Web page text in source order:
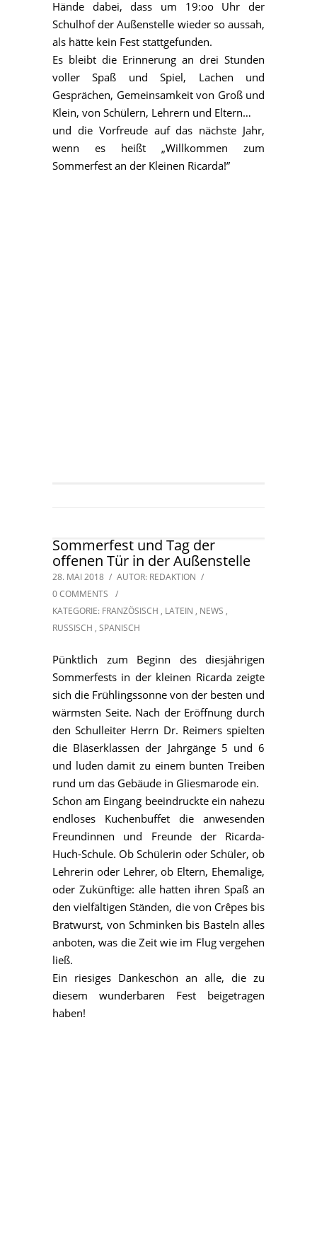
Hände dabei, dass um 19:oo Uhr der
Schulhof der Außenstelle wieder so aussah,
als hätte kein Fest stattgefunden.
Es bleibt die Erinnerung an drei Stunden
voller Spaß und Spiel, Lachen und
Gesprächen, Gemeinsamkeit von Groß und
Klein, von Schülern, Lehrern und Eltern…
und die Vorfreude auf das nächste Jahr,
wenn es heißt „Willkommen zum
Sommerfest an der Kleinen Ricarda!”
Sommerfest und Tag der
offenen Tür in der Außenstelle
28. MAI 2018 / AUTOR: REDAKTION /
0 COMMENTS
/
KATEGORIE: FRANZÖSISCH , LATEIN , NEWS ,
RUSSISCH , SPANISCH
Pünktlich zum Beginn des diesjährigen
Sommerfests in der kleinen Ricarda zeigte
sich die Frühlingssonne von der besten und
wärmsten Seite. Nach der Eröffnung durch
den Schulleiter Herrn Dr. Reimers spielten
die Bläserklassen der Jahrgänge 5 und 6
und luden damit zu einem bunten Treiben
rund um das Gebäude in Gliesmarode ein.
Schon am Eingang beeindruckte ein nahezu
endloses Kuchenbuffet die anwesenden
Freundinnen und Freunde der Ricarda-
Huch-Schule. Ob Schülerin oder Schüler, ob
Lehrerin oder Lehrer, ob Eltern, Ehemalige,
oder Zukünftige: alle hatten ihren Spaß an
den vielfältigen Ständen, die von Crêpes bis
Bratwurst, von Schminken bis Basteln alles
anboten, was die Zeit wie im Flug vergehen
ließ.
Ein riesiges Dankeschön an alle, die zu
diesem wunderbaren Fest beigetragen
haben!